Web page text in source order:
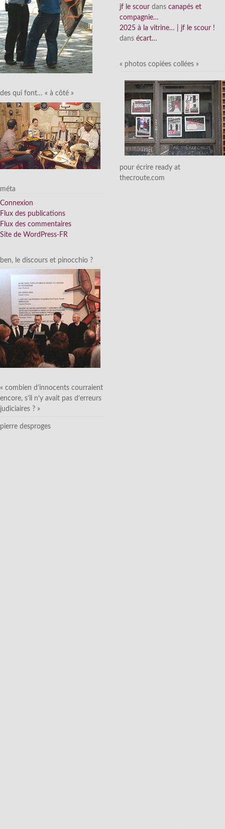
des qui font… « à côté »
méta
Connexion
Flux des publications
Flux des commentaires
Site de WordPress-FR
ben, le discours et pinocchio ?
« combien d’innocents courraient
encore, s’il n’y avait pas d’erreurs
judiciaires ? »
pierre desproges
jf le scour dans canapés et
compagnie…
2025 à la vitrine… | jf le scour !
dans écart…
« photos copiées collées »
pour écrire ready at
thecroute.com